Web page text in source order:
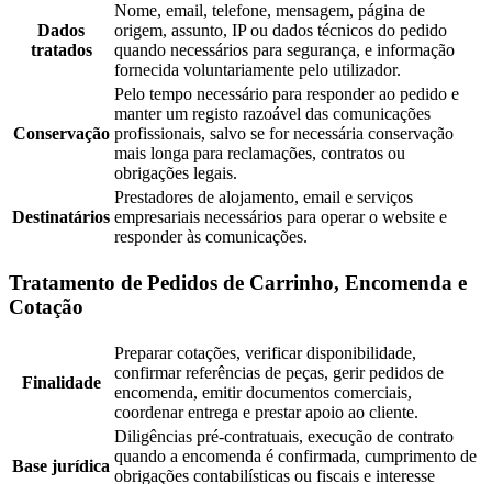
Dados
tratados
Nome, email, telefone, mensagem, página de
origem, assunto, IP ou dados técnicos do pedido
quando necessários para segurança, e informação
fornecida voluntariamente pelo utilizador.
Conservação
Pelo tempo necessário para responder ao pedido e
manter um registo razoável das comunicações
profissionais, salvo se for necessária conservação
mais longa para reclamações, contratos ou
obrigações legais.
Destinatários
Prestadores de alojamento, email e serviços
empresariais necessários para operar o website e
responder às comunicações.
Tratamento de Pedidos de Carrinho, Encomenda e
Cotação
Finalidade
Preparar cotações, verificar disponibilidade,
confirmar referências de peças, gerir pedidos de
encomenda, emitir documentos comerciais,
coordenar entrega e prestar apoio ao cliente.
Base jurídica
Diligências pré-contratuais, execução de contrato
quando a encomenda é confirmada, cumprimento de
obrigações contabilísticas ou fiscais e interesse